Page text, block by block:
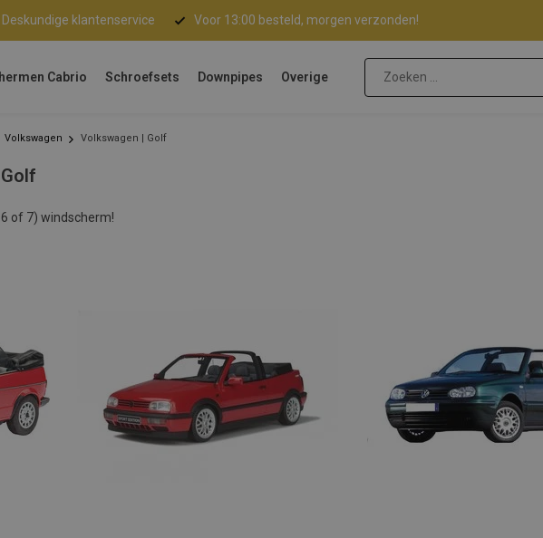
Deskundige klantenservice Voor 13:00 besteld, morgen verzonden!
Cabrio Schroefsets Downpipes Overige
Volkswagen Volkswagen | Golf
of 7) windscherm!